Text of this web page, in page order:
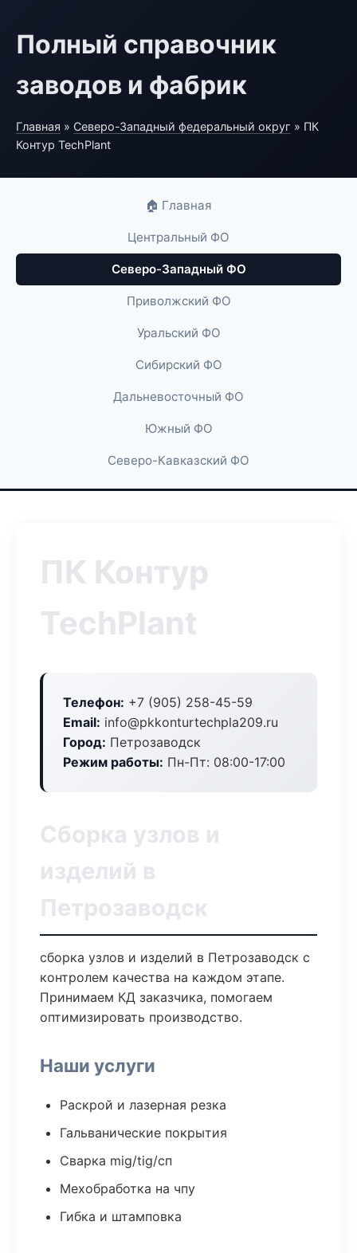
Полный справочник
заводов и фабрик
Главная » Северо-Западный федеральный округ » ПК
Контур TechPlant
🏠 Главная
Центральный ФО
Северо-Западный ФО
Приволжский ФО
Уральский ФО
Сибирский ФО
Дальневосточный ФО
Южный ФО
Северо-Кавказский ФО
ПК Контур
TechPlant
Телефон: +7 (905) 258-45-59
Email: info@pkkonturtechpla209.ru
Город: Петрозаводск
Режим работы: Пн-Пт: 08:00-17:00
Сборка узлов и
изделий в
Петрозаводск
сборка узлов и изделий в Петрозаводск с
контролем качества на каждом этапе.
Принимаем КД заказчика, помогаем
оптимизировать производство.
Наши услуги
Раскрой и лазерная резка
Гальванические покрытия
Сварка mig/tig/сп
Мехобработка на чпу
Гибка и штамповка